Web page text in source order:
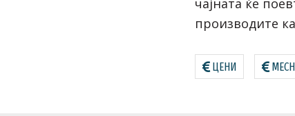
чајната ќе
производите
ЦЕНИ